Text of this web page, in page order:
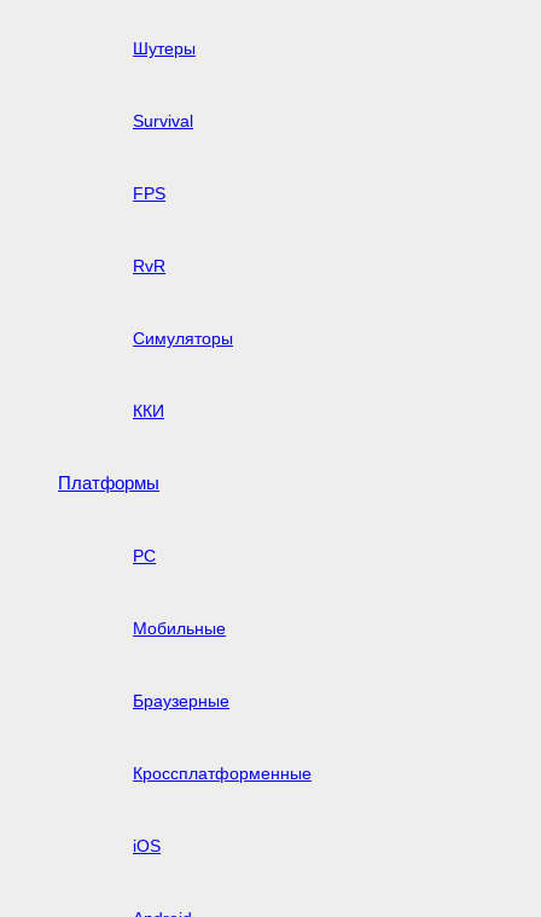
Шутеры
Survival
FPS
RvR
Симуляторы
ККИ
Платформы
PC
Мобильные
Браузерные
Кроссплатформенные
iOS